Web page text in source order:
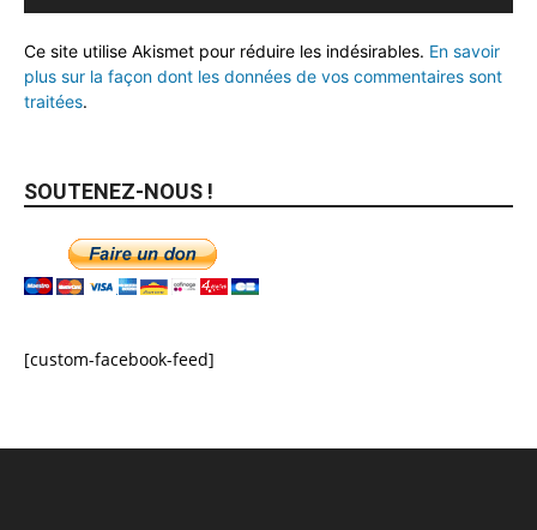
Ce site utilise Akismet pour réduire les indésirables. En savoir
plus sur la façon dont les données de vos commentaires sont
traitées.
SOUTENEZ-NOUS !
[custom-facebook-feed]